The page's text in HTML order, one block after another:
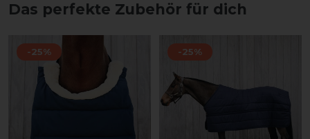
Das perfekte Zubehör für dich
-25% -25%